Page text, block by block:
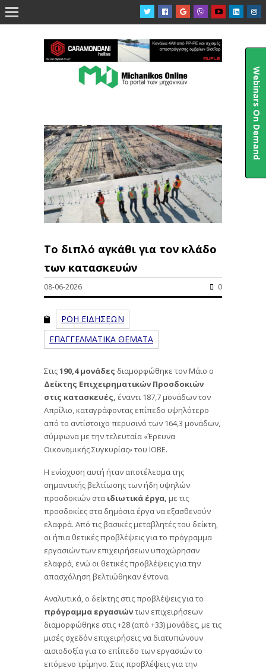

Το διπλό αγκάθι για τον κλάδο
των κατασκευών
08-06-2026 0
ΡΟΗ ΕΙΔΗΣΕΩΝ
ΕΠΑΓΓΕΛΜΑΤΙΚΑ ΘΕΜΑΤΑ
Στις190,4 μονάδες διαμορφώθηκε τον Μάιο ο
Δείκτης Επιχειρηματικών Προσδοκιών
στις κατασκευές, έναντι 187,7 μονάδων τον
Απρίλιο, καταγράφοντας επίπεδο υψηλότερο
από το αντίστοιχο περυσινό των 164,3 μονάδων,
σύμφωνα με την τελευταία «Έρευνα
Οικονομικής Συγκυρίας» του ΙΟΒΕ.
Η ενίσχυση αυτή ήταν αποτέλεσμα της
σημαντικής βελτίωσης των ήδη υψηλών
προσδοκιών στα ιδιωτικά έργα, με τις
προσδοκίες στα δημόσια έργα να εξασθενούν
ελαφρά. Από τις βασικές μεταβλητές του δείκτη,
οι ήπια θετικές προβλέψεις για το πρόγραμμα
εργασιών των επιχειρήσεων υποχώρησαν
ελαφρά, ενώ οι θετικές προβλέψεις για την
απασχόληση βελτιώθηκαν έντονα.
Αναλυτικά, ο δείκτης στις προβλέψεις για το
πρόγραμμα εργασιώντων επιχειρήσεων
διαμορφώθηκε στις +28 (από +33) μονάδες, με τις
μισές σχεδόν επιχειρήσεις να διατυπώνουν
αισιοδοξία για το επίπεδο των εργασιών το
επόμενο τρίμηνο. Στις προβλέψεις για την
Webinars On Demand